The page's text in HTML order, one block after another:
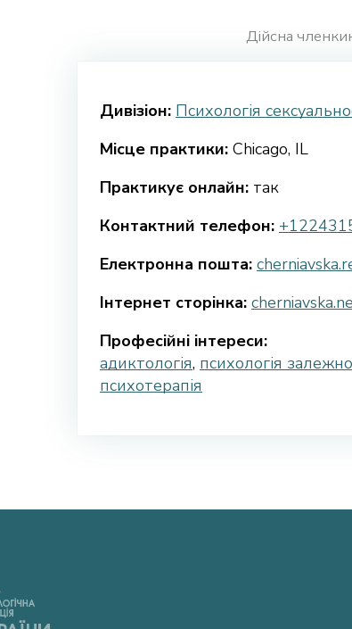
Дійсна
Дивізіон: Психологія
Місце практики: Chicago, IL
Практикує онлайн: так
Контактний телефон:
Електронна пошта:
Інтернет сторінка:
Професійні інтереси:
адиктологія, психологія
психотерапія